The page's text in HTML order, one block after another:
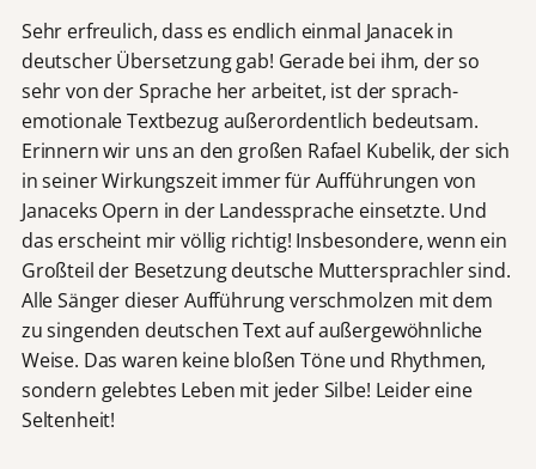
Sehr erfreulich, dass es endlich einmal Janacek in
deutscher Übersetzung gab! Gerade bei ihm, der so
sehr von der Sprache her arbeitet, ist der sprach-
emotionale Textbezug außerordentlich bedeutsam.
Erinnern wir uns an den großen Rafael Kubelik, der sich
in seiner Wirkungszeit immer für Aufführungen von
Janaceks Opern in der Landessprache einsetzte. Und
das erscheint mir völlig richtig! Insbesondere, wenn ein
Großteil der Besetzung deutsche Muttersprachler sind.
Alle Sänger dieser Aufführung verschmolzen mit dem
zu singenden deutschen Text auf außergewöhnliche
Weise. Das waren keine bloßen Töne und Rhythmen,
sondern gelebtes Leben mit jeder Silbe! Leider eine
Seltenheit!